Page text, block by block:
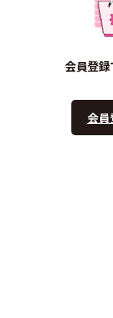
会員登
会員